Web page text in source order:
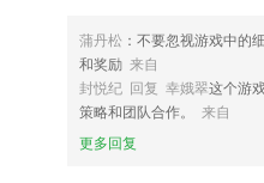
个妈妈身边的儿歌故事大王，父母
享受优质早教资源。
4.随时收藏学习，在此收藏文言文
5.有目标的学习,有目标,学习思路才
蒲丹松 ：不要忽视游戏中的
和奖励 来自
封悦纪 回复 幸娥翠这个游
策略和团队合作。
来自
更多回复